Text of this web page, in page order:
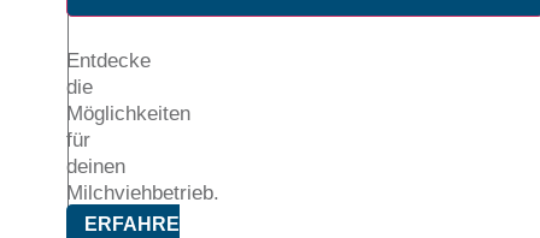
Entdecke
die
Möglichkeiten
für
deinen
Milchviehbetrieb.
ERFAHRE